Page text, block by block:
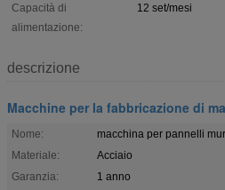
Capacità di
alimentazione:
12 set/mesi
descrizione
Macchine per la fabbricazione di
Nome:
macchina per pannelli
Materiale:
Acciaio
Garanzia:
1 anno